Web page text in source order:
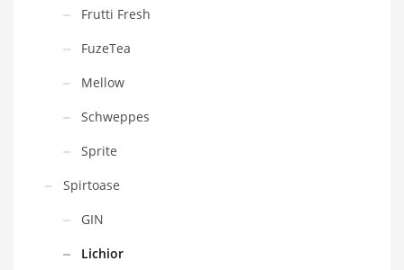
Frutti Fresh
FuzeTea
Mellow
Schweppes
Sprite
Spirtoase
GIN
Lichior